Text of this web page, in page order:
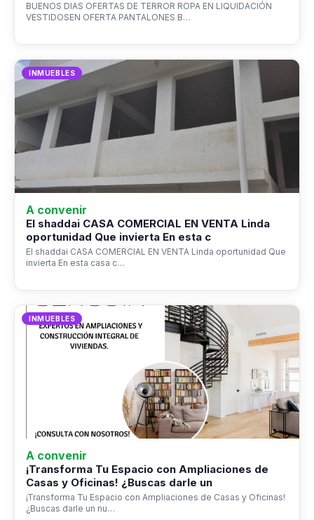
BUENOS DIAS OFERTAS DE TERROR ROPA EN LIQUIDACIÓN
VESTIDOSEN OFERTA PANTALONES B…
INMUEBLES
A convenir
El shaddai CASA COMERCIAL EN VENTA Linda
oportunidad Que invierta En esta c
El shaddai CASA COMERCIAL EN VENTA Linda oportunidad Que
invierta En esta casa c…
INMUEBLES
A convenir
¡Transforma Tu Espacio con Ampliaciones de
Casas y Oficinas! ¿Buscas darle un
¡Transforma Tu Espacio con Ampliaciones de Casas y Oficinas!
¿Buscas darle un nu…